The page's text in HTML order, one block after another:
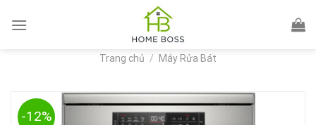
Trang chủ / Máy Rửa Bát
-12%